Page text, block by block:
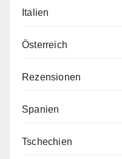
Italien
Österreich
Rezensionen
Spanien
Tschechien